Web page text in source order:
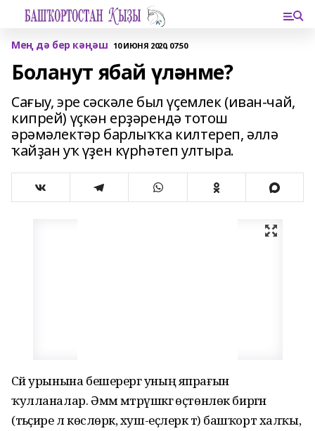
Мең дә бер кәңәш 10 ИЮНЯ 2020, 07:50
Боланут ябай үләнме?
Сағыу, эре сәскәле был үҫемлек (иван-чай,
кипрей) үҫкән ерҙәрендә тотош
әрәмәлектәр барлыҡҡа килтереп, әллә
ҡайҙан уҡ үҙен күрһәтеп ултыра.
Сәй урынына бешерергә уның япрағын
ҡулланалар. Әммә мәтрүшкәгә өҫтөнлөк биргән
(тәьҫире лә көслөрәк, хуш-еҫлерәк тә) башҡорт халҡы,